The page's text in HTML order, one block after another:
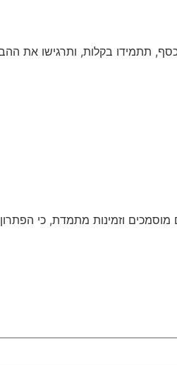
תתמידו בקלות, ותרגישו את
וזמינות מתמדת, כי